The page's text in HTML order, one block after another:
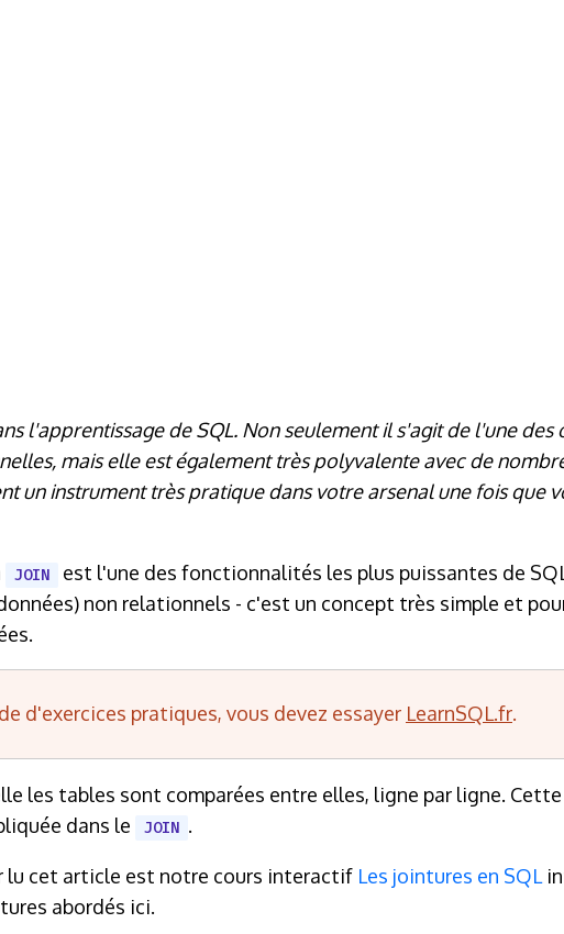
l'apprentissage de SQL. Non seulement il s'agit de l'une des
mais elle est également très polyvalente avec de
un instrument très pratique dans votre arsenal une fois que
JOIN
est l'une des fonctionnalités les plus puissantes de
non relationnels - c'est un concept très simple et
d'exercices pratiques, vous devez essayer LearnSQL.fr.
les tables sont comparées entre elles, ligne par ligne.
dans le
JOIN .
lu cet article est notre cours interactif Les jointures en SQL
abordés ici.